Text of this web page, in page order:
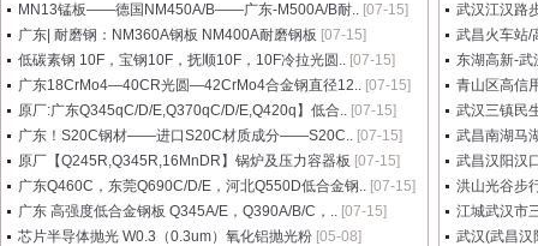
MN13锰板——德国NM450A/B——广东-M500A/B耐.. [07-15]
广东| 耐磨钢：NM360A钢板 NM400A耐磨钢板 [07-15]
低碳素钢 10F，宝钢10F，抚顺10F，10F冷拉光圆.. [07-15]
广东18CrMo4—40CR光圆—42CrMo4合金钢直径12.. [07-15]
原厂:广东Q345qC/D/E,Q370qC/D/E,Q420q】低合.. [07-15]
广东！S20C钢材——进口S20C材质成分——S20C.. [07-15]
原厂【Q245R,Q345R,16MnDR】锅炉及压力容器板 [07-15]
广东Q460C，东莞Q690C/D/E，河北Q550D低合金钢.. [07-15]
广东 高强度低合金钢板 Q345A/E，Q390A/B/C，.. [07-15]
芯片半导体抛光 W0.3（0.3um）氧化铝抛光粉 [05-08]
武汉江汉路
武昌火车站/
东湖高新-
青山区高信
武汉三镇民
武昌南湖马
武昌汉阳汉
洪山光谷步
江城武汉市
武汉(武昌汉